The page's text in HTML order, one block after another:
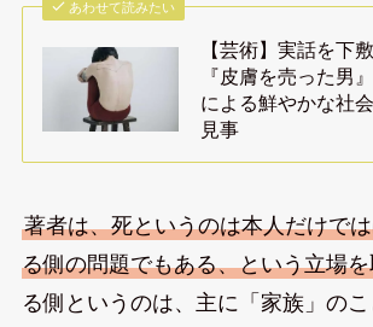
あわせて読みたい
【芸術】実話を下
『皮膚を売った男
による鮮やかな社
見事
著者は、死というのは本人だけで
る側の問題でもある、という立場
る側というのは、主に「家族」の